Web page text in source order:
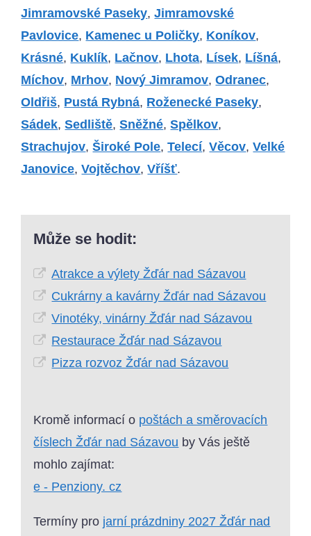
Jimramovské Paseky,Jimramovské
Pavlovice, Kamenec u Poličky, Koníkov,
Krásné, Kuklík, Lačnov, Lhota, Lísek, Líšná,
Míchov, Mrhov, Nový Jimramov,Odranec,
Oldřiš, Pustá Rybná, Roženecké Paseky,
Sádek,Sedliště,Sněžné,Spělkov,
Strachujov,Široké Pole,Telecí,Věcov,Velké
Janovice,Vojtěchov,Vříšť.
Může se hodit:
Atrakce a výlety Žďár nad Sázavou
Cukrárny a kavárny Žďár nad Sázavou
Vinotéky, vinárny Žďár nad Sázavou
Restaurace Žďár nad Sázavou
Pizza rozvoz Žďár nad Sázavou
Kromě informací o poštách a směrovacích
číslech Žďár nad Sázavou by Vás ještě
mohlo zajímat:
e - Penziony. cz
Termíny pro jarní prázdniny 2027 Žďár nad